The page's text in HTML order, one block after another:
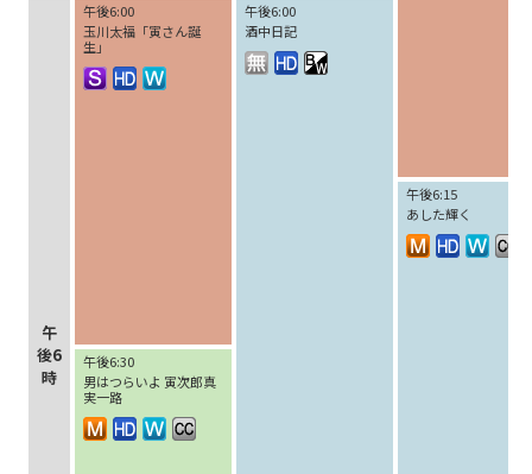
午
後6
時
午後6:00
玉川太福「寅さん誕
生」
午後6:00
酒中日記
午後6:15
あした輝く
午後6:30
男はつらいよ 寅次郎真
実一路